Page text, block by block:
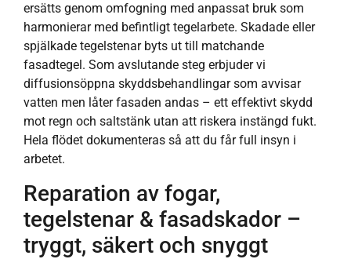
ersätts genom omfogning med anpassat bruk som
harmonierar med befintligt tegelarbete. Skadade eller
spjälkade tegelstenar byts ut till matchande
fasadtegel. Som avslutande steg erbjuder vi
diffusionsöppna skyddsbehandlingar som avvisar
vatten men låter fasaden andas – ett effektivt skydd
mot regn och saltstänk utan att riskera instängd fukt.
Hela flödet dokumenteras så att du får full insyn i
arbetet.
Reparation av fogar,
tegelstenar & fasadskador –
tryggt, säkert och snyggt